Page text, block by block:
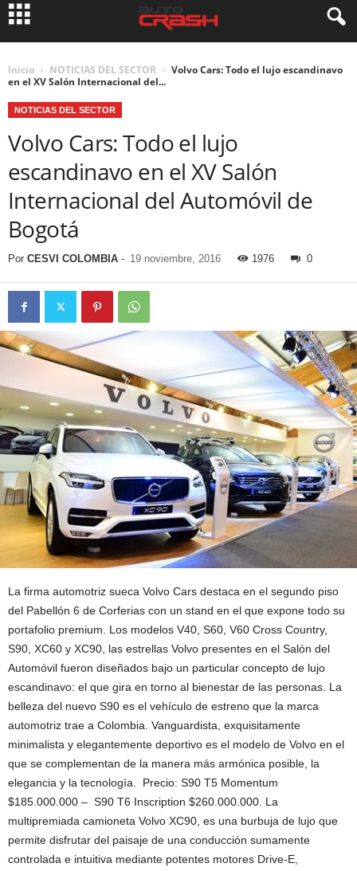
Inicio NOTICIAS DEL SECTOR
Volvo Cars: Todo el lujo escandinavo
en el XV Salón Internacional del...
NOTICIAS DEL SECTOR
Volvo Cars: Todo el lujo
escandinavo en el XV Salón
Internacional del Automóvil de
Bogotá
Por CESVI COLOMBIA - 19 noviembre, 2016 1976 0
La firma automotriz sueca Volvo Cars destaca en el segundo piso
del Pabellón 6 de Corferias con un stand en el que expone todo su
portafolio premium. Los modelos V40, S60, V60 Cross Country,
S90, XC60 y XC90, las estrellas Volvo presentes en el Salón del
Automóvil fueron diseñados bajo un particular concepto de lujo
escandinavo: el que gira en torno al bienestar de las personas. La
belleza del nuevo S90 es el vehículo de estreno que la marca
automotriz trae a Colombia. Vanguardista, exquisitamente
minimalista y elegantemente deportivo es el modelo de Volvo en el
que se complementan de la manera más armónica posible, la
elegancia y la tecnología. Precio: S90 T5 Momentum
$185.000.000 – S90 T6 Inscription $260.000.000. La
multipremiada camioneta Volvo XC90, es una burbuja de lujo que
permite disfrutar del paisaje de una conducción sumamente
controlada e intuitiva mediante potentes motores Drive-E,